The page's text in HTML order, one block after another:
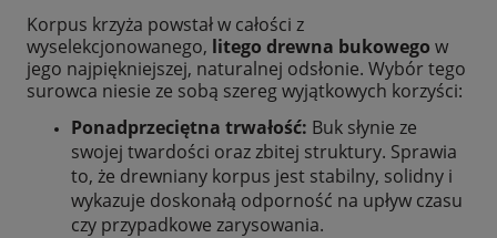
Korpus krzyża powstał w całości z
wyselekcjonowanego, litego drewna bukowego w
jego najpiękniejszej, naturalnej odsłonie. Wybór tego
surowca niesie ze sobą szereg wyjątkowych korzyści:
Ponadprzeciętna trwałość: Buk słynie ze
swojej twardości oraz zbitej struktury. Sprawia
to, że drewniany korpus jest stabilny, solidny i
wykazuje doskonałą odporność na upływ czasu
czy przypadkowe zarysowania.